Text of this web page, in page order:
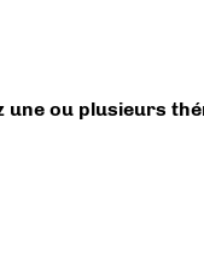
ou plusieurs